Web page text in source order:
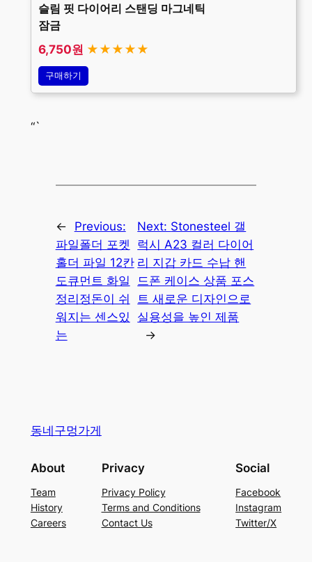
슬림 핏 다이어리 스탠딩 마그네틱
잠금
6,750원 ★★★★★
구매하기
“`
←
Previous:
파일폴더 포켓
홀더 파일 12칸
도큐먼트 화일
정리정돈이 쉬
워지는 센스있
는
Next: Stonesteel 갤
럭시 A23 컬러 다이어
리 지갑 카드 수납 핸
드폰 케이스 상품 포스
트 새로운 디자인으로
실용성을 높인 제품
→
동네구멍가게
About
Team
History
Careers
Privacy
Privacy Policy
Terms and Conditions
Contact Us
Social
Facebook
Instagram
Twitter/X